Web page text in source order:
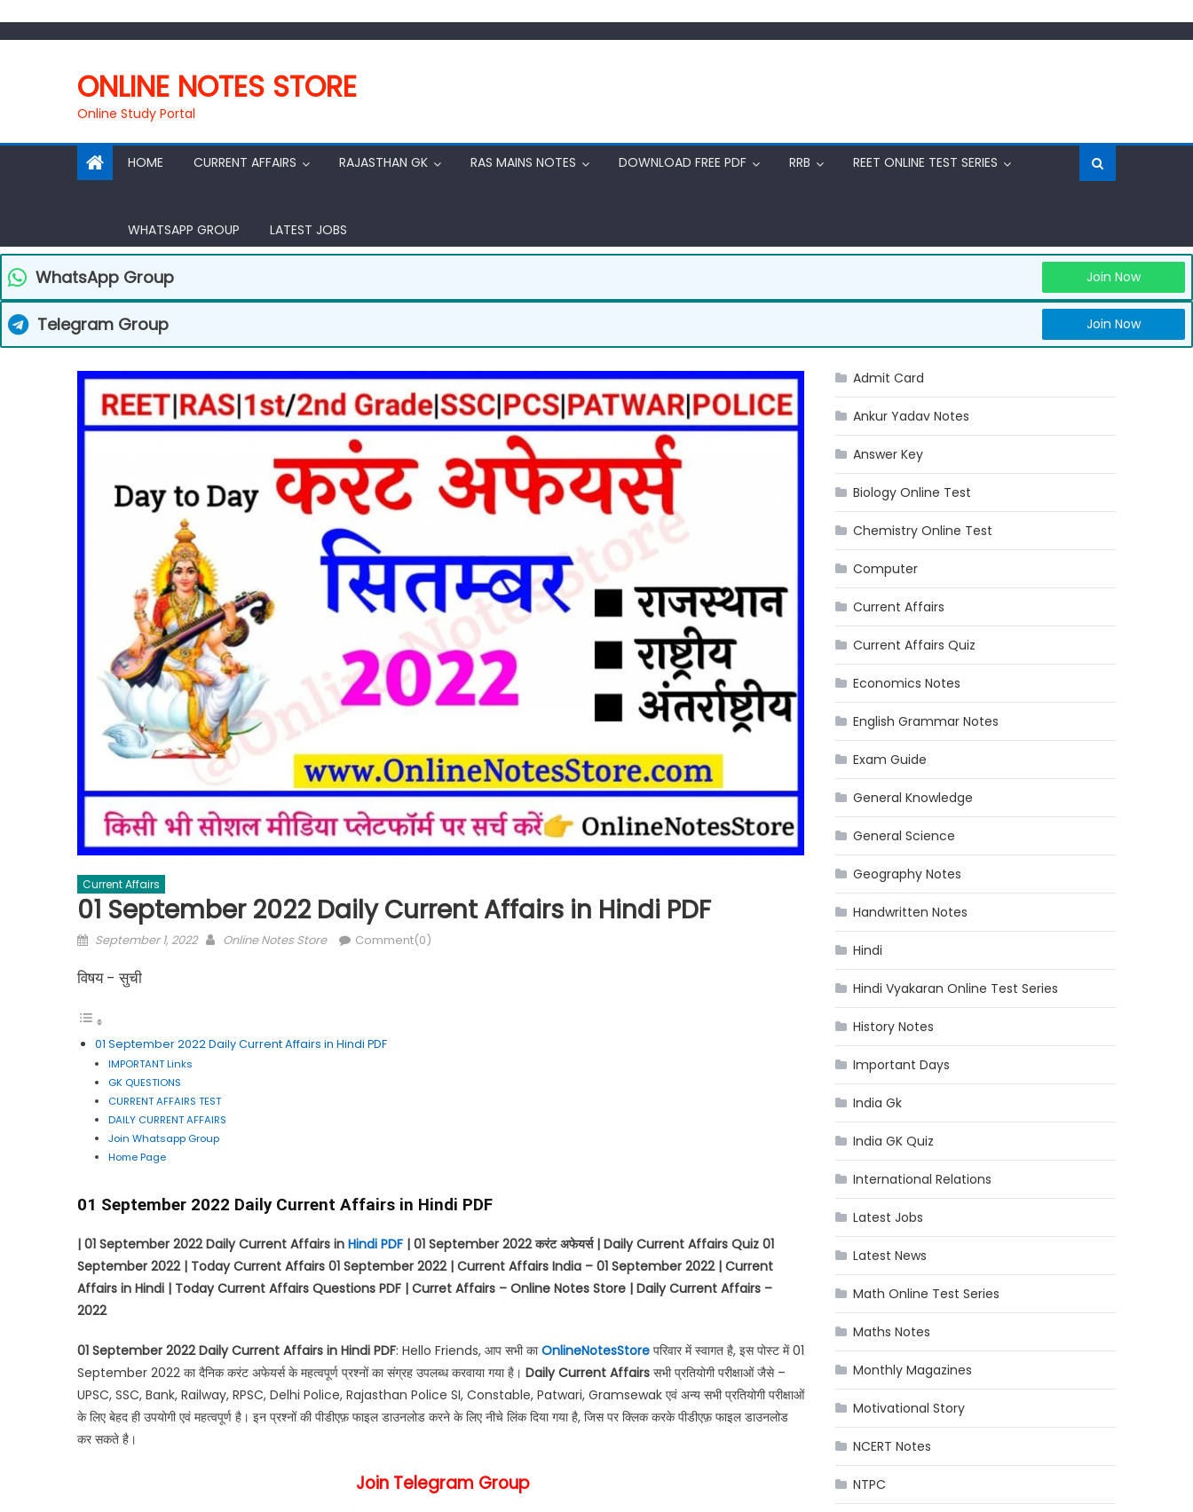
ONLINE NOTES STORE
Online Study Portal
HOME CURRENT AFFAIRS RAJASTHAN GK RAS MAINS NOTES DOWNLOAD FREE PDF RRB REET ONLINE TEST SERIES
WHATSAPP GROUP LATEST JOBS
WhatsApp Group Join Now
Telegram Group Join Now
Current Affairs
01 September 2022 Daily Current Affairs in Hindi PDF
Posted
September 1, 2022 Author
Online Notes Store Comment(0)
विषय - सुची
01 September 2022 Daily Current Affairs in Hindi PDF
IMPORTANT Links
GK QUESTIONS
CURRENT AFFAIRS TEST
DAILY CURRENT AFFAIRS
Join Whatsapp Group
Home Page
01 September 2022 Daily Current Affairs in Hindi PDF
| 01 September 2022 Daily Current Affairs in Hindi PDF | 01 September 2022करंट अफेयर्स | Daily Current Affairs Quiz 01
September 2022 | Today Current Affairs 01 September 2022 | Current Affairs India – 01 September 2022 | Current
Affairs in Hindi | Today Current Affairs Questions PDF | Curret Affairs – Online Notes Store | Daily Current Affairs –
2022
01 September 2022 Daily Current Affairs in Hindi PDF: Hello Friends, आप सभी काOnlineNotesStore परिवार में स्वागत है, इस पोस्ट में 01
September 2022 का दैनिक करंट अफेयर्स के महत्वपूर्ण प्रश्नों का संग्रह उपलब्ध करवाया गया है। Daily Current Affairs सभी प्रतियोगी परीक्षाओं जैसे –
UPSC, SSC, Bank, Railway, RPSC, Delhi Police, Rajasthan Police SI, Constable, Patwari, Gramsewak एवं अन्य सभी प्रतियोगी परीक्षाओं
के लिए बेहद ही उपयोगी एवं महत्वपूर्ण है। इन प्रश्नों की पीडीएफ़ फाइल डाउनलोड करने के लिए नीचे लिंक दिया गया है, जिस पर क्लिक करके पीडीएफ़ फाइल डाउनलोड
कर सकते है।
Join Telegram Group
Admit Card
Ankur Yadav Notes
Answer Key
Biology Online Test
Chemistry Online Test
Computer
Current Affairs
Current Affairs Quiz
Economics Notes
English Grammar Notes
Exam Guide
General Knowledge
General Science
Geography Notes
Handwritten Notes
Hindi
Hindi Vyakaran Online Test Series
History Notes
Important Days
India Gk
India GK Quiz
International Relations
Latest Jobs
Latest News
Math Online Test Series
Maths Notes
Monthly Magazines
Motivational Story
NCERT Notes
NTPC